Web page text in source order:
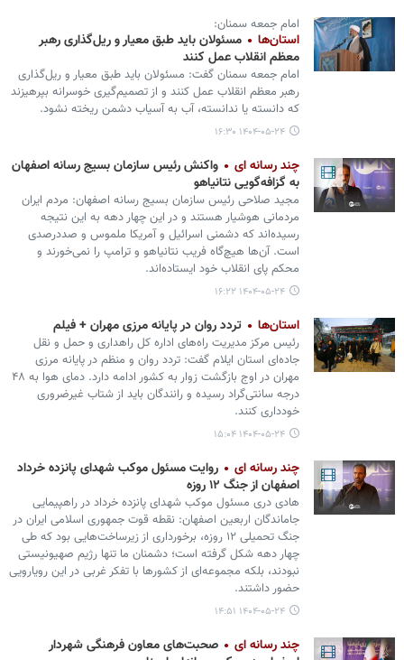
امام جمعه سمنان:
استان‌ها
مسئولان باید طبق معیار و ریل‌گذاری رهبر
معظم انقلاب عمل کنند
امام جمعه سمنان گفت: مسئولان باید طبق معیار و ریل‌گذاری
رهبر معظم انقلاب عمل کنند و از تصمیم‌گیری خوسرانه بپرهیزند
که دانسته یا ندانسته، آب به آسیاب دشمن ریخته نشود.
۱۴۰۴-۰۵-۲۴ ۱۶:۳۰
چند رسانه ای
واکنش رئیس سازمان بسیج رسانه اصفهان
به گزافه‌گویی نتانیاهو
مجید صلاحی رئیس سازمان بسیج رسانه اصفهان: مردم ایران
مردمانی هوشیار هستند و در این چهار دهه به این نتیجه
رسیده‌اند که دشمنی اسرائیل و آمریکا ملموس و صددرصدی
است. آن‌ها هیچ‌گاه فریب نتانیاهو و ترامپ را نمی‌خورند و
محکم پای انقلاب خود ایستاده‌اند.
۱۴۰۴-۰۵-۲۴ ۱۶:۲۲
استان‌ها تردد روان در پایانه مرزی مهران‌ + فیلم
رئیس مرکز مدیریت راه‌های اداره کل راهداری و حمل و نقل
جاده‌ای استان ایلام گفت: تردد روان و منظم در پایانه مرزی
مهران در اوج بازگشت زوار به کشور ادامه دارد. دمای هوا به ۴۸
درجه سانتی‌گراد رسیده و رانندگان باید از شتاب غیرضروری
خودداری کنند.
۱۴۰۴-۰۵-۲۴ ۱۵:۰۴
چند رسانه ای
روایت مسئول موکب شهدای پانزده خرداد
اصفهان از جنگ ۱۲ روزه
هادی دری مسئول موکب شهدای پانزده خرداد در راهپیمایی
جاماندگان اربعین اصفهان: نقطه قوت جمهوری اسلامی ایران در
جنگ تحمیلی ۱۲ روزه، برخورداری از زیرساخت‌هایی بود که طی
چهار دهه شکل گرفته است؛ دشمنان ما تنها رژیم صهیونیستی
نبودند، بلکه مجموعه‌ای از کشورها با تفکر غربی در این رویارویی
حضور داشتند.
۱۴۰۴-۰۵-۲۴ ۱۴:۵۱
چند رسانه ای
صحبت‌های معاون فرهنگی شهردار